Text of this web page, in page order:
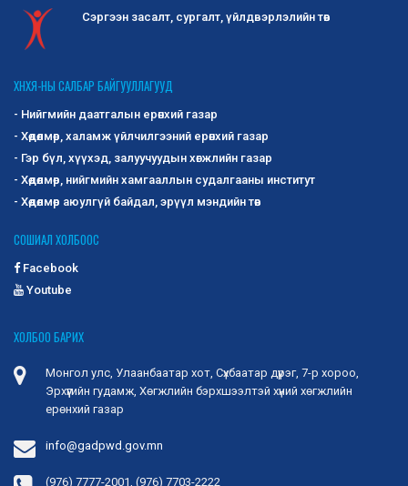
Сэргээн засалт, сургалт, үйлдвэрлэлийн төв
ХНХЯ-НЫ САЛБАР БАЙГУУЛЛАГУУД
- Нийгмийн даатгалын ерөнхий газар
- Хөдөлмөр, халамж үйлчилгээний ерөнхий газар
- Гэр бүл, хүүхэд, залуучуудын хөгжлийн газар
- Хөдөлмөр, нийгмийн хамгааллын судалгааны институт
- Хөдөлмөр аюулгүй байдал, эрүүл мэндийн төв
СОШИАЛ ХОЛБООС
Facebook
Youtube
ХОЛБОО БАРИХ
Монгол улс, Улаанбаатар хот, Сүхбаатар дүүрэг, 7-р хороо,
Эрхүүгийн гудамж, Хөгжлийн бэрхшээлтэй хүний хөгжлийн
ерөнхий газар
info@gadpwd.gov.mn
(976) 7777-2001, (976) 7703-2222